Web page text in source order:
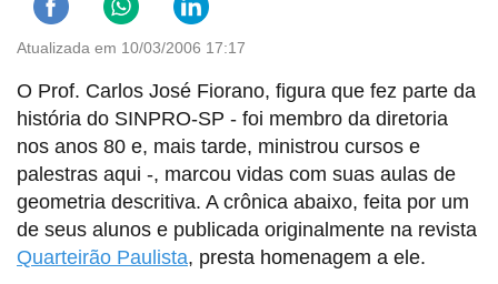
Atualizada em 10/03/2006 17:17
O Prof. Carlos José Fiorano, figura que fez parte da
história do SINPRO-SP - foi membro da diretoria
nos anos 80 e, mais tarde, ministrou cursos e
palestras aqui -, marcou vidas com suas aulas de
geometria descritiva. A crônica abaixo, feita por um
de seus alunos e publicada originalmente na revista
Quarteirão Paulista, presta homenagem a ele.